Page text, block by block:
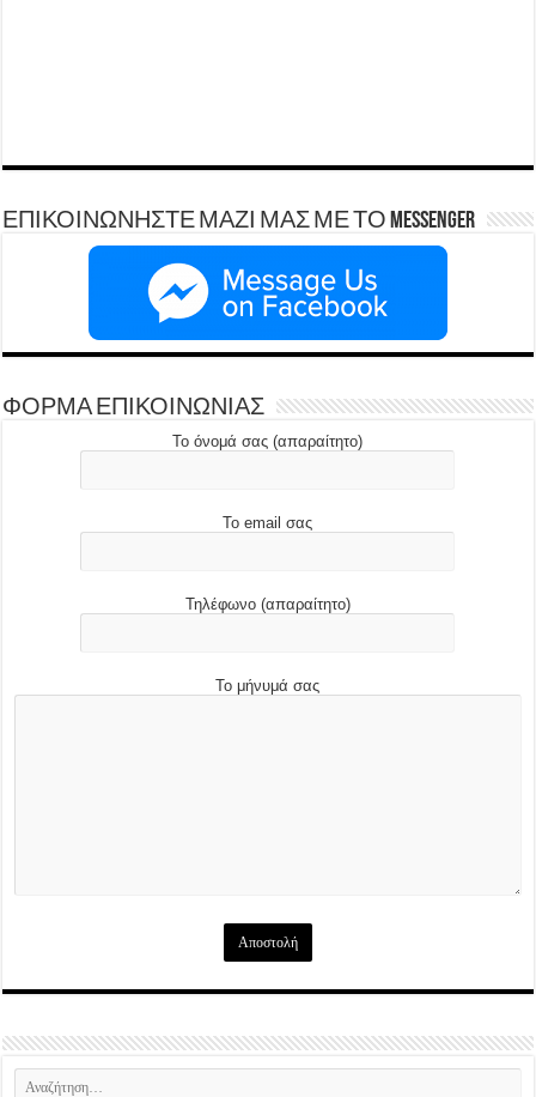
ΕΠΙΚΟΙΝΩΝΗΣΤΕ ΜΑΖΙ ΜΑΣ ΜΕ ΤΟ Messenger
ΦΟΡΜΑ ΕΠΙΚΟΙΝΩΝΙΑΣ
Το όνομά σας (απαραίτητο)
Το email σας
Τηλέφωνο (απαραίτητο)
Το μήνυμά σας